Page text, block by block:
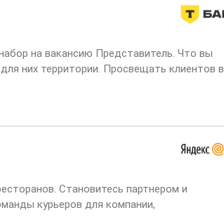
на вакансию Представитель. Что вы
них территории. Просвещать клиентов в
Становитесь партнером и
курьеров для компании,